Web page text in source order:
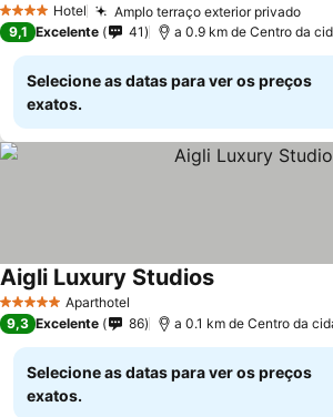
4 EstrelasHotel Amplo terraço exterior privado
9,1 Excelente 41 a 0.9 km de Centro da
Selecione as datas para ver os preços
exatos.
5 Estrelas Aparthotel
Aigli Luxury Studios
9,3 Excelente 86 a 0.1 km de Centro da
Selecione as datas para ver os preços
exatos.